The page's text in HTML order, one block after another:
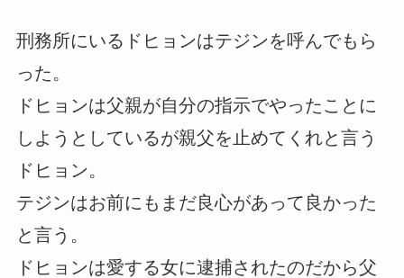
刑務所にいるドヒョンはテジンを呼んでもら
った。
ドヒョンは父親が自分の指示でやったことに
しようとしているが親父を止めてくれと言う
ドヒョン。
テジンはお前にもまだ良心があって良かった
と言う。
ドヒョンは愛する女に逮捕されたのだから父